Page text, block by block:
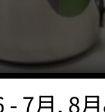
Foaming
- 7月, 8